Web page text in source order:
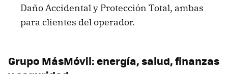
Daño Accidental y Protección Total, ambas
para clientes del operador.
Grupo MásMóvil: energía, salud, finanzas